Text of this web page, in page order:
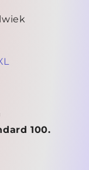
100.